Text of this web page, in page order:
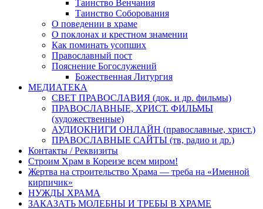
Таинство Венчания
Таинство Соборования
О поведении в храме
О поклонах и крестном знамении
Как поминать усопших
Православный пост
Пояснение Богослужений
Божественная Литургия
МЕДИАТЕКА
СВЕТ ПРАВОСЛАВИЯ (док. и др. фильмы)
ПРАВОСЛАВНЫЕ, ХРИСТ. ФИЛЬМЫ
(художественные)
АУДИОКНИГИ ОНЛАЙН (православные, христ.)
ПРАВОСЛАВНЫЕ САЙТЫ (тв, радио и др.)
Контакты / Реквизиты
Строим Храм в Кореизе всем миром!
Жертва на строительство Храма — треба на «Именной
кирпичик»
НУЖДЫ ХРАМА
ЗАКАЗАТЬ МОЛЕБНЫ И ТРЕБЫ В ХРАМЕ